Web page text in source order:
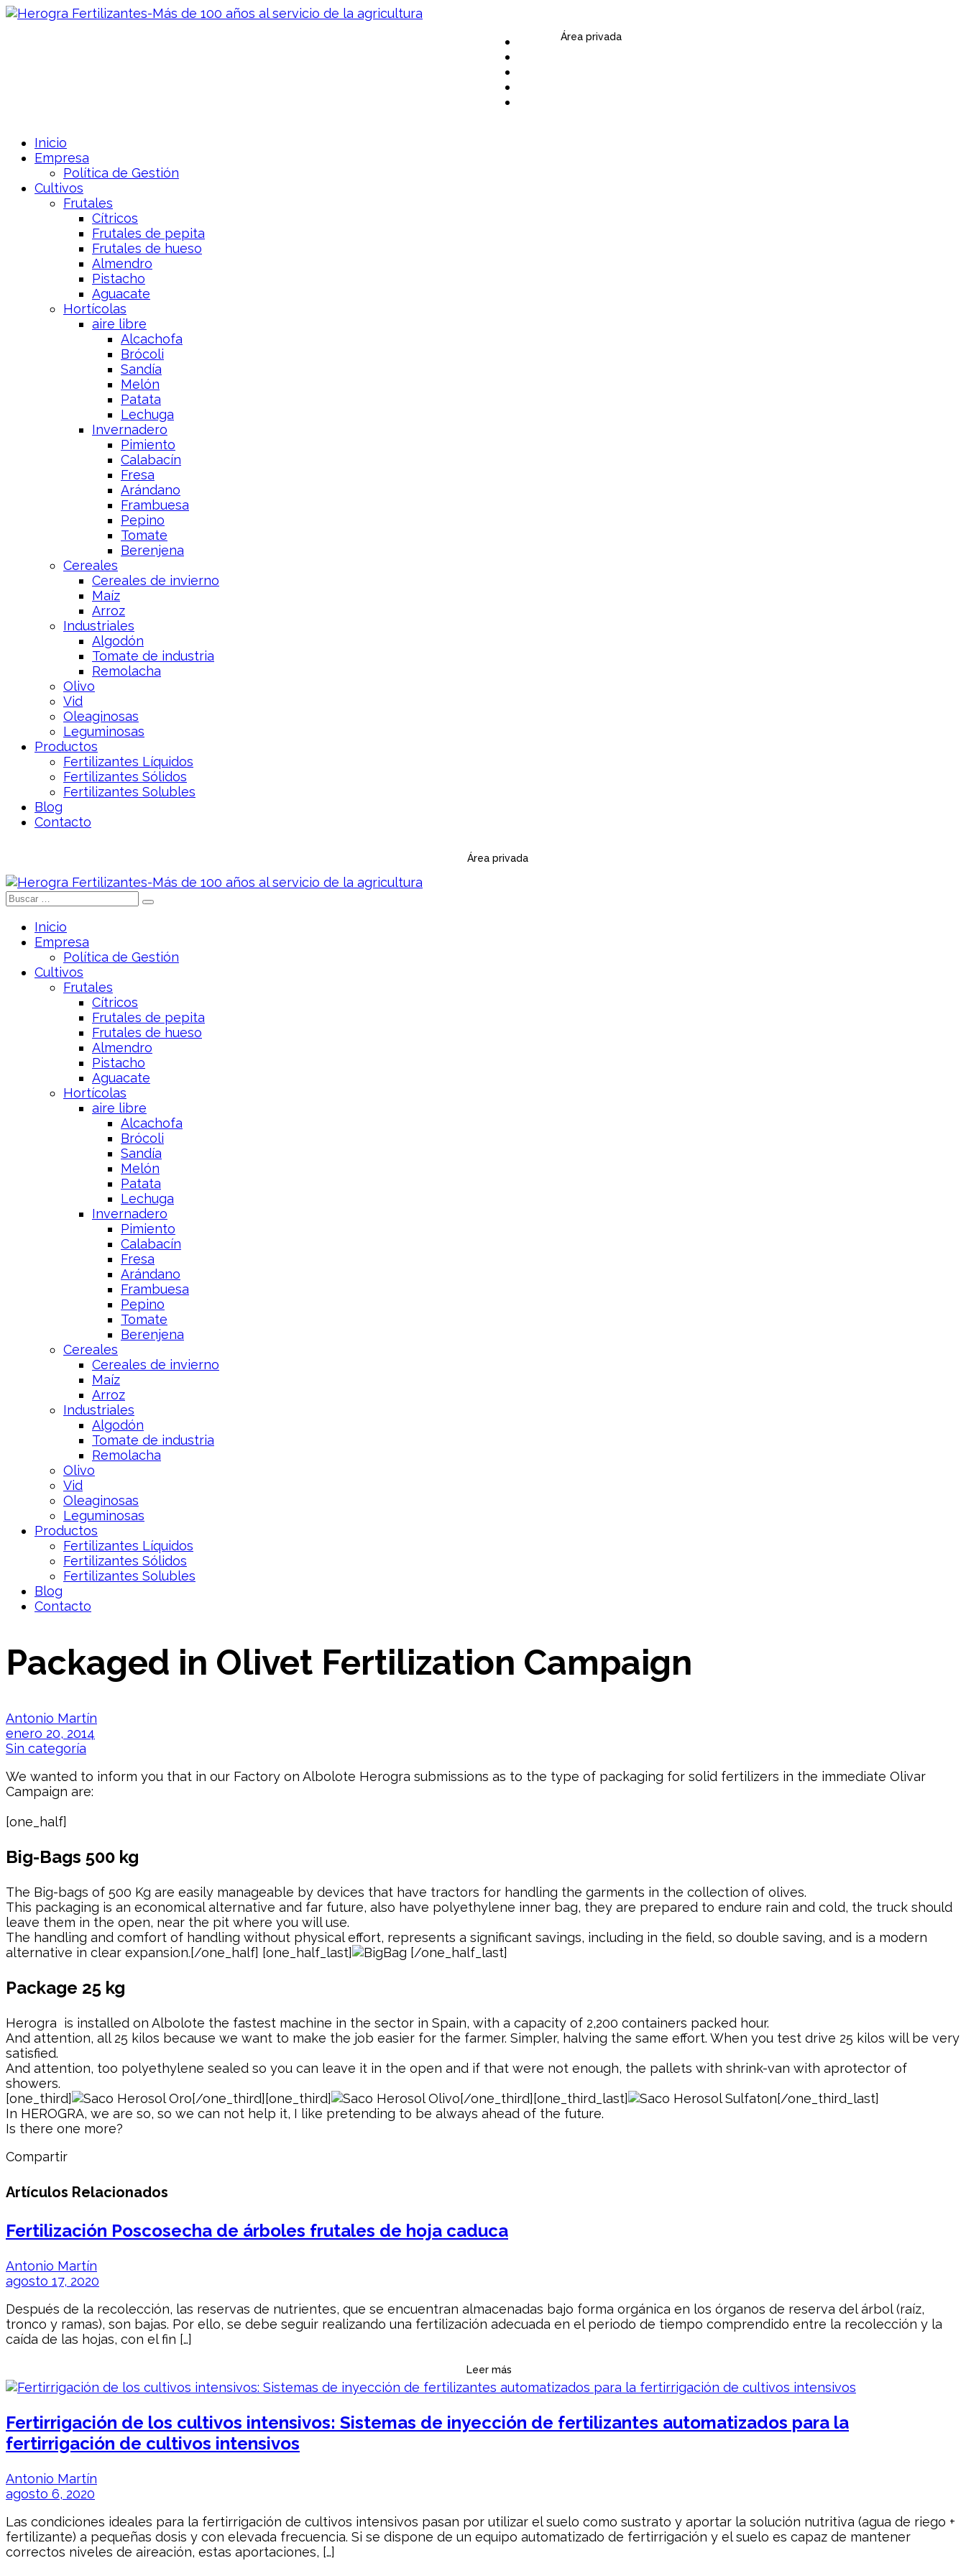
Área privada
Inicio
Empresa
Política de Gestión
Cultivos
Frutales
Cítricos
Frutales de pepita
Frutales de hueso
Almendro
Pistacho
Aguacate
Hortícolas
aire libre
Alcachofa
Brócoli
Sandía
Melón
Patata
Lechuga
Invernadero
Pimiento
Calabacín
Fresa
Arándano
Frambuesa
Pepino
Tomate
Berenjena
Cereales
Cereales de invierno
Maíz
Arroz
Industriales
Algodón
Tomate de industria
Remolacha
Olivo
Vid
Oleaginosas
Leguminosas
Productos
Fertilizantes Líquidos
Fertilizantes Sólidos
Fertilizantes Solubles
Blog
Contacto
Área privada
Inicio
Empresa
Política de Gestión
Cultivos
Frutales
Cítricos
Frutales de pepita
Frutales de hueso
Almendro
Pistacho
Aguacate
Hortícolas
aire libre
Alcachofa
Brócoli
Sandía
Melón
Patata
Lechuga
Invernadero
Pimiento
Calabacín
Fresa
Arándano
Frambuesa
Pepino
Tomate
Berenjena
Cereales
Cereales de invierno
Maíz
Arroz
Industriales
Algodón
Tomate de industria
Remolacha
Olivo
Vid
Oleaginosas
Leguminosas
Productos
Fertilizantes Líquidos
Fertilizantes Sólidos
Fertilizantes Solubles
Blog
Contacto
Packaged in Olivet Fertilization Campaign
Antonio Martín
enero 20, 2014
Sin categoría
We wanted to inform you that in our Factory on Albolote Herogra submissions as to the type of packaging for solid fertilizers in the immediate Olivar
Campaign are:
[one_half]
Big-Bags 500 kg
The Big-bags of 500 Kg are easily manageable by devices that have tractors for handling the garments in the collection of olives.
This packaging is an economical alternative and far future, also have polyethylene inner bag, they are prepared to endure rain and cold, the truck should
leave them in the open, near the pit where you will use.
The handling and comfort of handling without physical effort, represents a significant savings, including in the field, so double saving, and is a modern
alternative in clear expansion.[/one_half] [one_half_last]
[/one_half_last]
Package 25 kg
Herogra is installed on Albolote the fastest machine in the sector in Spain, with a capacity of 2,200 containers packed hour.
And attention, all 25 kilos because we want to make the job easier for the farmer. Simpler, halving the same effort. When you test drive 25 kilos will be very
satisfied.
And attention, too polyethylene sealed so you can leave it in the open and if that were not enough, the pallets with shrink-van with aprotector of
showers.
[one_third]
[/one_third][one_third] [/one_third][one_third_last]
[/one_third_last]
In HEROGRA, we are so, so we can not help it, I like pretending to be always ahead of the future.
Is there one more?
Compartir
Artículos Relacionados
Fertilización Poscosecha de árboles frutales de hoja caduca
Antonio Martín
agosto 17, 2020
Después de la recolección, las reservas de nutrientes, que se encuentran almacenadas bajo forma orgánica en los órganos de reserva del árbol (raíz,
tronco y ramas), son bajas. Por ello, se debe seguir realizando una fertilización adecuada en el periodo de tiempo comprendido entre la recolección y la
caída de las hojas, con el fin […]
Leer más
Fertirrigación de los cultivos intensivos: Sistemas de inyección de fertilizantes automatizados para la
fertirrigación de cultivos intensivos
Antonio Martín
agosto 6, 2020
Las condiciones ideales para la fertirrigación de cultivos intensivos pasan por utilizar el suelo como sustrato y aportar la solución nutritiva (agua de riego +
fertilizante) a pequeñas dosis y con elevada frecuencia. Si se dispone de un equipo automatizado de fertirrigación y el suelo es capaz de mantener
correctos niveles de aireación, estas aportaciones, […]